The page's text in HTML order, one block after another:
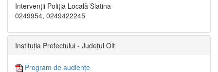
Intervenții Poliția Locală Slatina
0249954, 0249422245
Instituția Prefectului - Județul Olt
Program de audiențe